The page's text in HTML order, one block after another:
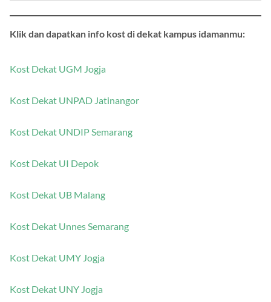
Klik dan dapatkan info kost di dekat kampus idamanmu:
Kost Dekat UGM Jogja
Kost Dekat UNPAD Jatinangor
Kost Dekat UNDIP Semarang
Kost Dekat UI Depok
Kost Dekat UB Malang
Kost Dekat Unnes Semarang
Kost Dekat UMY Jogja
Kost Dekat UNY Jogja